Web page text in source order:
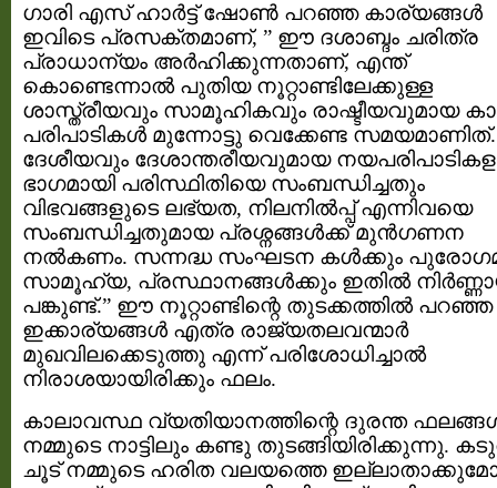
ഗാരി എസ് ഹാര്‍ട്ട് ഷോണ്‍ പറഞ്ഞ കാര്യങ്ങള്‍
ഇവിടെ പ്രസക്തമാണ്, ” ഈ ദശാബ്ദം ചരിത്ര
പ്രാധാന്യം അര്‍ഹിക്കുന്നതാണ്, എന്ത്
കൊണ്ടെന്നാല്‍ പുതിയ നൂറ്റാണ്ടിലേക്കുള്ള
ശാസ്ത്രീയവും സാമൂഹികവും രാഷ്ടീയവുമായ
പരിപാടികള്‍ മുന്നോട്ടു വെക്കേണ്ട സമയമാണിത്‌.
ദേശീയവും ദേശാന്തരീയവുമായ
ഭാഗമായി പരിസ്ഥിതിയെ സംബന്ധിച്ചതും
വിഭവങ്ങളുടെ ലഭ്യത, നിലനില്‍പ്പ് എന്നിവയെ
സംബന്ധിച്ചതുമായ പ്രശ്നങ്ങള്‍ക്ക് മുന്‍ഗണന
നല്‍കണം. സന്നദ്ധ സംഘടന കള്‍ക്കും
സാമൂഹ്യ, പ്രസ്ഥാനങ്ങള്‍ക്കും ഇതില്‍
പങ്കുണ്ട്.” ഈ നൂറ്റാണ്ടിന്റെ തുടക്കത്തില്‍ പറഞ്ഞ
ഇക്കാര്യങ്ങള്‍ എത്ര രാജ്യതലവന്മാര്‍
മുഖവിലക്കെടുത്തു എന്ന് പരിശോധിച്ചാല്‍
നിരാശയായിരിക്കും ഫലം.
കാലാവസ്ഥ വ്യതിയാനത്തിന്റെ ദുരന്ത
നമ്മുടെ നാട്ടിലും കണ്ടു തുടങ്ങിയിരിക്കുന്നു.
ചൂട്‌ നമ്മുടെ ഹരിത വലയത്തെ